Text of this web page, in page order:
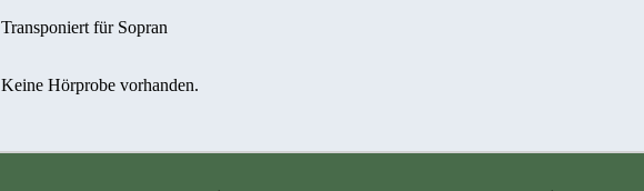
Transponiert für Sopran
Keine Hörprobe vorhanden.